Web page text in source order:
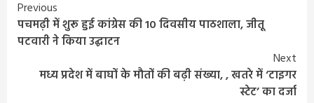
Continue
Reading
Previous
पचमढ़ी में शुरू हुई कांग्रेस की 10 दिवसीय पाठशाला, जीतू
पटवारी ने किया उद्घाटन
Next
मध्य प्रदेश में बाघों के मौतों की बढ़ी संख्या, , खतरे में ‘टाइगर
स्टेट’ का दर्जा